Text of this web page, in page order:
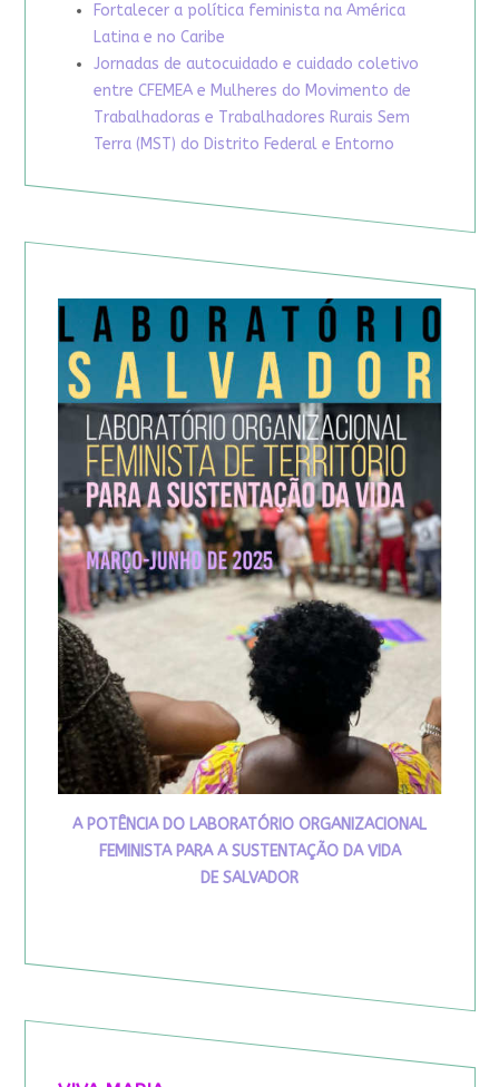
Fortalecer a política feminista na América
Latina e no Caribe
Jornadas de autocuidado e cuidado coletivo
entre CFEMEA e Mulheres do Movimento de
Trabalhadoras e Trabalhadores Rurais Sem
Terra (MST) do Distrito Federal e Entorno
A POTÊNCIA DO LABORATÓRIO ORGANIZACIONAL
FEMINISTA PARA A SUSTENTAÇÃO DA VIDA
DE SALVADOR